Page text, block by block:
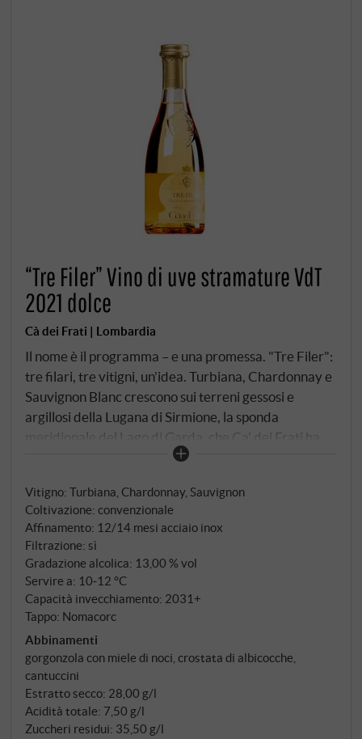
“Tre Filer” Vino di uve stramature VdT
2021 dolce
Cà dei Frati | Lombardia
Il nome è il programma – e una promessa. "Tre Filer":
tre filari, tre vitigni, un'idea. Turbiana, Chardonnay e
Sauvignon Blanc crescono sui terreni gessosi e
argillosi della Lugana di Sirmione, la sponda
meridionale del Lago di Garda, che Ca' dei Frati ha
compreso da generazioni come nessun'altra cantina
una logica antica con una moderna sicurezza di sé. La
vendemmia avviene in ritardo – volutamente troppo
tardi, si potrebbe dire. Ciò che rimane va nel fruttaio,
il locale di appassimento, e vi riposa per almeno
novanta giorni. Durante questo periodo, gli acini si
restringono e tutto si concentra: zuccheri, sapori,
carattere. Poi arriva la sorpresa: niente botti di
legno, niente barrique – invece, dodici-quattordici
mesi in acciaio sulle fecce fini, seguiti da un anno di
affinamento in bottiglia. Un vino dolce che rinuncia a
qualsiasi opulento aroma di legno e si concentra
invece sulla purezza.
Vitigno: Turbiana, Chardonnay, Sauvignon
Coltivazione: convenzionale
Affinamento: 12/14 mesi acciaio inox
Filtrazione: sì
Gradazione alcolica: 13,00 % vol
Servire a: 10‑12 °C
Capacità invecchiamento: 2031+
Tappo: Nomacorc
Abbinamenti
gorgonzola con miele di noci, crostata di albicocche,
cantuccini
Estratto secco: 28,00 g/l
Acidità totale: 7,50 g/l
Zuccheri residui: 35,50 g/l